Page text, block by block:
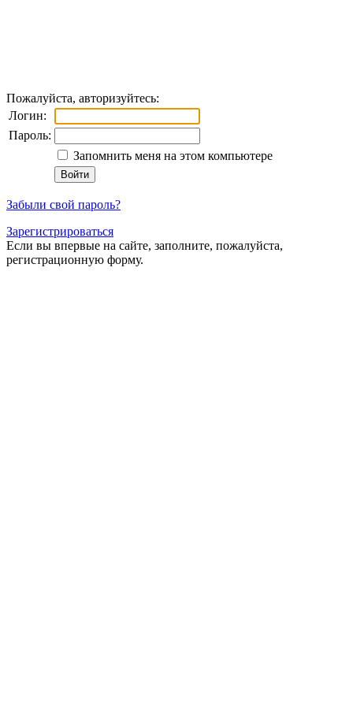
Пожалуйста, авторизуйтесь:
Логин:
Пароль:
Запомнить меня на этом компьютере
Забыли свой пароль?
Зарегистрироваться
Если вы впервые на сайте, заполните, пожалуйста,
регистрационную форму.